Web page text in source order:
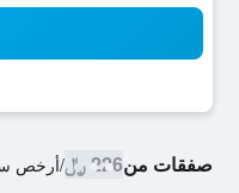
صفقات من226 ﷼ /أرخص